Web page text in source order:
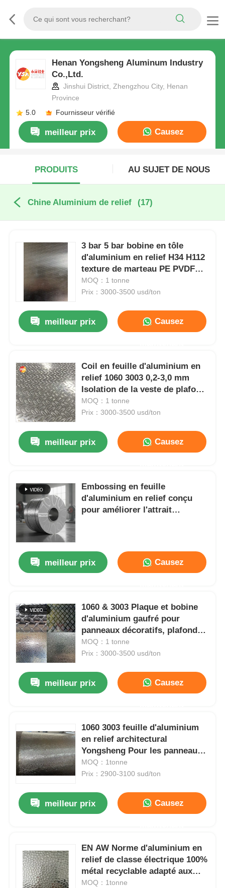
Henan Yongsheng Aluminum Industry
Co.,Ltd.
Jinshui District, Zhengzhou City, Henan
Province
5.0
Fournisseur vérifié
meilleur prix Causez
PRODUITS
AU SUJET DE NOUS
Chine Aluminium de relief (17)
3 bar 5 bar bobine en tôle
d'aluminium en relief H34 H112
texture de marteau PE PVDF
revêtu pour la fabrication de
soudage à la flexion
MOQ：1 tonne
Prix：3000-3500 usd/ton
meilleur prix Causez
Coil en feuille d'aluminium en
relief 1060 3003 0,2-3,0 mm
Isolation de la veste de plafond
Colonne revêtement du
réfrigérateur
MOQ：1 tonne
Prix：3000-3500 usd/ton
meilleur prix Causez
Embossing en feuille
d'aluminium en relief conçu
pour améliorer l'attrait
meilleur prix
Causez
1060 & 3003 Plaque et bobine
d'aluminium gaufré pour
panneaux décoratifs, plafonds
et murs décoratifs
MOQ：1 tonne
Prix：3000-3500 usd/ton
meilleur prix Causez
1060 3003 feuille d'aluminium
en relief architectural
Yongsheng Pour les panneaux
muraux décoratifs, revêtement
de colonne et plus
MOQ：1tonne
Prix：2900-3100 sud/ton
meilleur prix Causez
EN AW Norme d'aluminium en
relief de classe électrique 100%
métal recyclable adapté aux
utilisations structurelles et
MOQ：1tonne